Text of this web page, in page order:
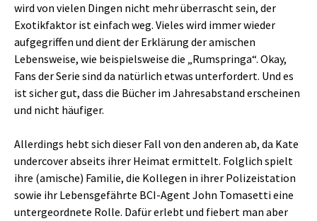
wird von vielen Dingen nicht mehr überrascht sein, der
Exotikfaktor ist einfach weg. Vieles wird immer wieder
aufgegriffen und dient der Erklärung der amischen
Lebensweise, wie beispielsweise die „Rumspringa“. Okay,
Fans der Serie sind da natürlich etwas unterfordert. Und es
ist sicher gut, dass die Bücher im Jahresabstand erscheinen
und nicht häufiger.
Allerdings hebt sich dieser Fall von den anderen ab, da Kate
undercover abseits ihrer Heimat ermittelt. Folglich spielt
ihre (amische) Familie, die Kollegen in ihrer Polizeistation
sowie ihr Lebensgefährte BCI-Agent John Tomasetti eine
untergeordnete Rolle. Dafür erlebt und fiebert man aber